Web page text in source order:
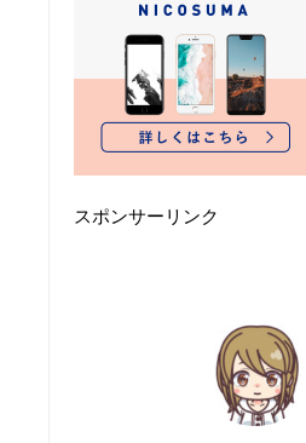
スポンサーリンク